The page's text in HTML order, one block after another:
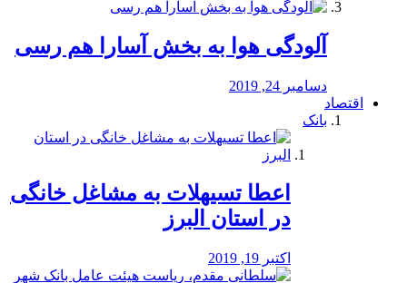
آلودگی هوا به بخش آسارا هم رسی
دسامبر 24, 2019
اقتصاد
بانک
️اعطا تسیهلات به مشاغل خانگی
در استان البرز
اکتبر 19, 2019